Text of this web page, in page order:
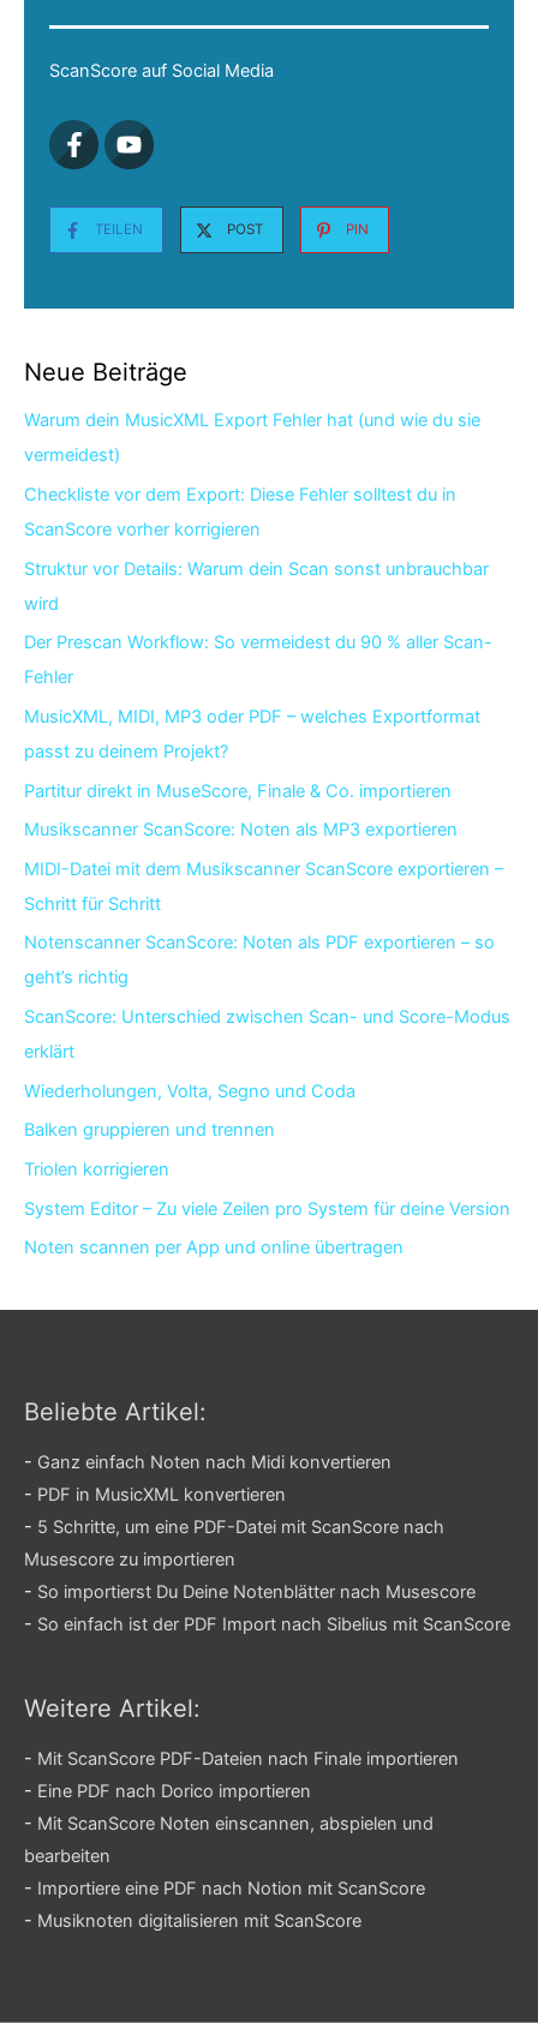
ScanScore auf Social Media
TEILEN POST PIN
Neue Beiträge
Warum dein MusicXML Export Fehler hat (und wie du sie
vermeidest)
Checkliste vor dem Export: Diese Fehler solltest du in
ScanScore vorher korrigieren
Struktur vor Details: Warum dein Scan sonst unbrauchbar
wird
Der Prescan Workflow: So vermeidest du 90 % aller Scan-
Fehler
MusicXML, MIDI, MP3 oder PDF – welches Exportformat
passt zu deinem Projekt?
Partitur direkt in MuseScore, Finale & Co. importieren
Musikscanner ScanScore: Noten als MP3 exportieren
MIDI-Datei mit dem Musikscanner ScanScore exportieren –
Schritt für Schritt
Notenscanner ScanScore: Noten als PDF exportieren – so
geht’s richtig
ScanScore: Unterschied zwischen Scan- und Score-Modus
erklärt
Wiederholungen, Volta, Segno und Coda
Balken gruppieren und trennen
Triolen korrigieren
System Editor – Zu viele Zeilen pro System für deine Version
Noten scannen per App und online übertragen
Beliebte Artikel:
- Ganz einfach Noten nach Midi konvertieren
- PDF in MusicXML konvertieren
- 5 Schritte, um eine PDF-Datei mit ScanScore nach
Musescore zu importieren
- So importierst Du Deine Notenblätter nach Musescore
- So einfach ist der PDF Import nach Sibelius mit ScanScore
Weitere Artikel:
- Mit ScanScore PDF-Dateien nach Finale importieren
- Eine PDF nach Dorico importieren
- Mit ScanScore Noten einscannen, abspielen und
bearbeiten
- Importiere eine PDF nach Notion mit ScanScore
- Musiknoten digitalisieren mit ScanScore